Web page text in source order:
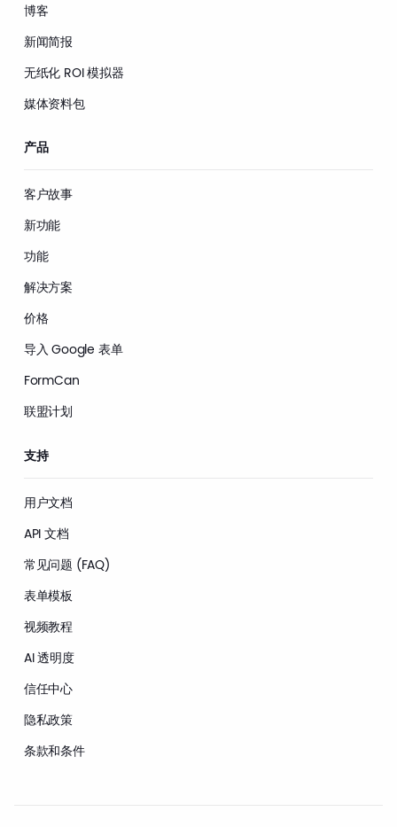
博客
新闻简报
无纸化 ROI 模拟器
媒体资料包
产品
客户故事
新功能
功能
解决方案
价格
导入 Google 表单
FormCan
联盟计划
支持
用户文档
API 文档
常见问题 (FAQ)
表单模板
视频教程
AI 透明度
信任中心
隐私政策
条款和条件